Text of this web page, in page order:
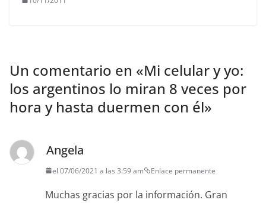
Un comentario en «Mi celular y yo:
los argentinos lo miran 8 veces por
hora y hasta duermen con él»
Angela
el 07/06/2021 a las 3:59 am Enlace permanente
Muchas gracias por la información. Gran